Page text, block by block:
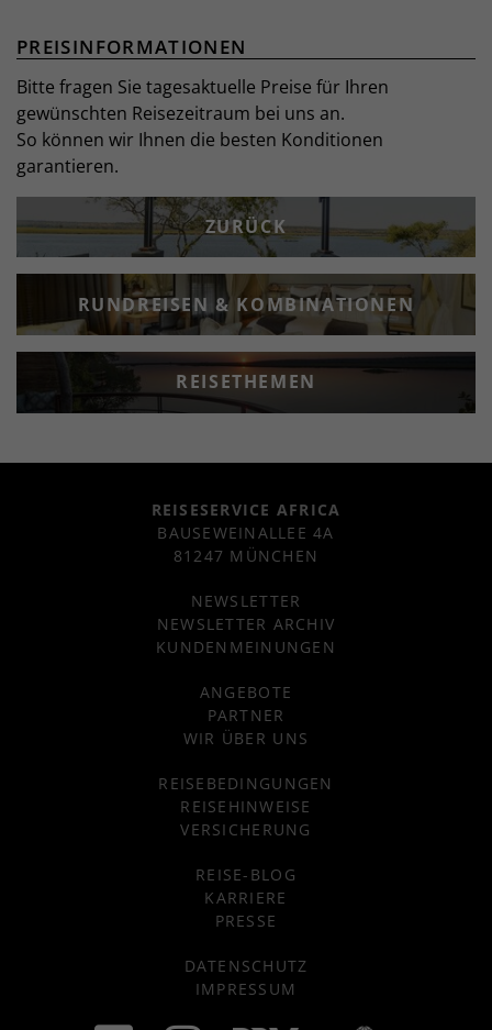
PREISINFORMATIONEN
Bitte fragen Sie tagesaktuelle Preise für Ihren
gewünschten Reisezeitraum bei uns an.
So können wir Ihnen die besten Konditionen
garantieren.
ZURÜCK
RUNDREISEN & KOMBINATIONEN
REISETHEMEN
REISESERVICE AFRICA
BAUSEWEINALLEE 4A
81247 MÜNCHEN
NEWSLETTER
NEWSLETTER ARCHIV
KUNDENMEINUNGEN
ANGEBOTE
PARTNER
WIR ÜBER UNS
REISEBEDINGUNGEN
REISEHINWEISE
VERSICHERUNG
REISE-BLOG
KARRIERE
PRESSE
DATENSCHUTZ
IMPRESSUM